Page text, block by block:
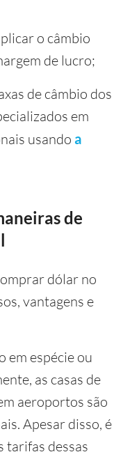
o câmbio
de lucro;
de câmbio dos
em
usando a
de
dólar no
vantagens e
em espécie ou
as casas de
aeroportos são
Apesar disso, é
tarifas dessas